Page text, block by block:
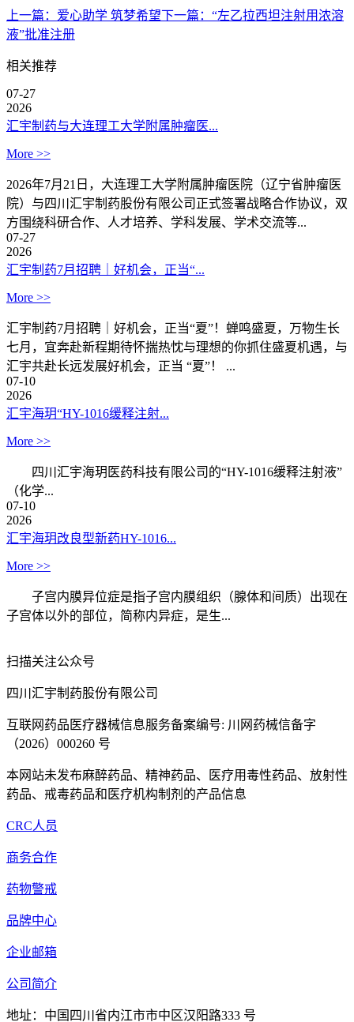
上一篇： 爱心助学 筑梦希望下一篇： “左乙拉西坦注射用浓溶
液”批准注册
相关推荐
07-27
2026
汇宇制药与大连理工大学附属肿瘤医...
More >>
2026年7月21日，大连理工大学附属肿瘤医院（辽宁省肿瘤医
院）与四川汇宇制药股份有限公司正式签署战略合作协议，双
方围绕科研合作、人才培养、学科发展、学术交流等...
07-27
2026
汇宇制药7月招聘｜好机会，正当“...
More >>
汇宇制药7月招聘｜好机会，正当“夏”！蝉鸣盛夏，万物生长
七月，宜奔赴新程期待怀揣热忱与理想的你抓住盛夏机遇，与
汇宇共赴长远发展好机会，正当 “夏”！ ...
07-10
2026
汇宇海玥“HY-1016缓释注射...
More >>
四川汇宇海玥医药科技有限公司的“HY-1016缓释注射液”
（化学...
07-10
2026
汇宇海玥改良型新药HY-1016...
More >>
子宫内膜异位症是指子宫内膜组织（腺体和间质）出现在
子宫体以外的部位，简称内异症，是生...
扫描关注公众号
四川汇宇制药股份有限公司
互联网药品医疗器械信息服务备案编号: 川网药械信备字
（2026）000260 号
本网站未发布麻醉药品、精神药品、医疗用毒性药品、放射性
药品、戒毒药品和医疗机构制剂的产品信息
CRC人员
商务合作
药物警戒
品牌中心
企业邮箱
公司简介
地址：中国四川省内江市市中区汉阳路333 号